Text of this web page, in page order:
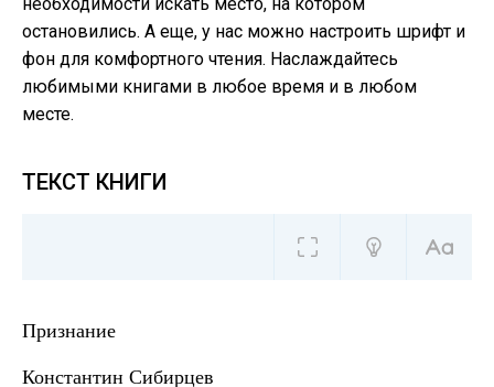
остановились. А еще, у нас можно настроить шрифт и
фон для комфортного чтения. Наслаждайтесь
любимыми книгами в любое время и в любом
месте.
ТЕКСТ КНИГИ
Признание
Константин Сибирцев